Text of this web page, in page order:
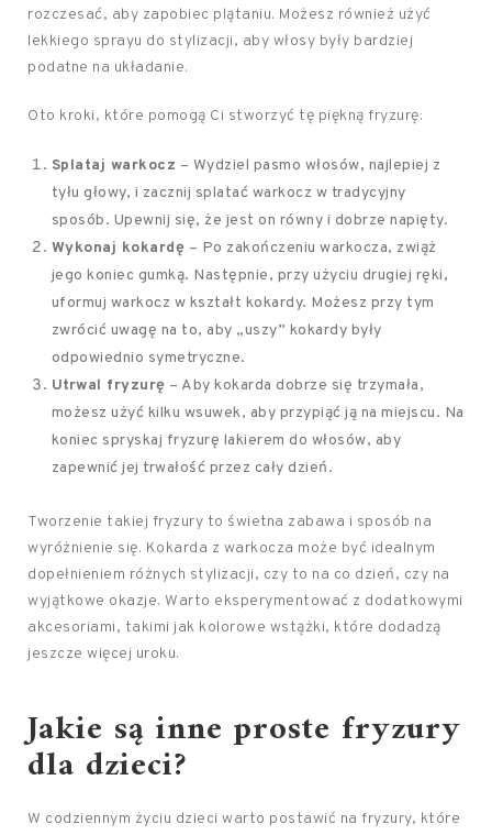
rozczesać, aby zapobiec plątaniu. Możesz również użyć
lekkiego sprayu do stylizacji, aby włosy były bardziej
podatne na układanie.
Oto kroki, które pomogą Ci stworzyć tę piękną fryzurę:
Splataj warkocz – Wydziel pasmo włosów, najlepiej z
tyłu głowy, i zacznij splatać warkocz w tradycyjny
sposób. Upewnij się, że jest on równy i dobrze napięty.
Wykonaj kokardę – Po zakończeniu warkocza, zwiąż
jego koniec gumką. Następnie, przy użyciu drugiej ręki,
uformuj warkocz w kształt kokardy. Możesz przy tym
zwrócić uwagę na to, aby „uszy” kokardy były
odpowiednio symetryczne.
Utrwal fryzurę – Aby kokarda dobrze się trzymała,
możesz użyć kilku wsuwek, aby przypiąć ją na miejscu. Na
koniec spryskaj fryzurę lakierem do włosów, aby
zapewnić jej trwałość przez cały dzień.
Tworzenie takiej fryzury to świetna zabawa i sposób na
wyróżnienie się. Kokarda z warkocza może być idealnym
dopełnieniem różnych stylizacji, czy to na co dzień, czy na
wyjątkowe okazje. Warto eksperymentować z dodatkowymi
akcesoriami, takimi jak kolorowe wstążki, które dodadzą
jeszcze więcej uroku.
Jakie są inne proste fryzury
dla dzieci?
W codziennym życiu dzieci warto postawić na fryzury, które